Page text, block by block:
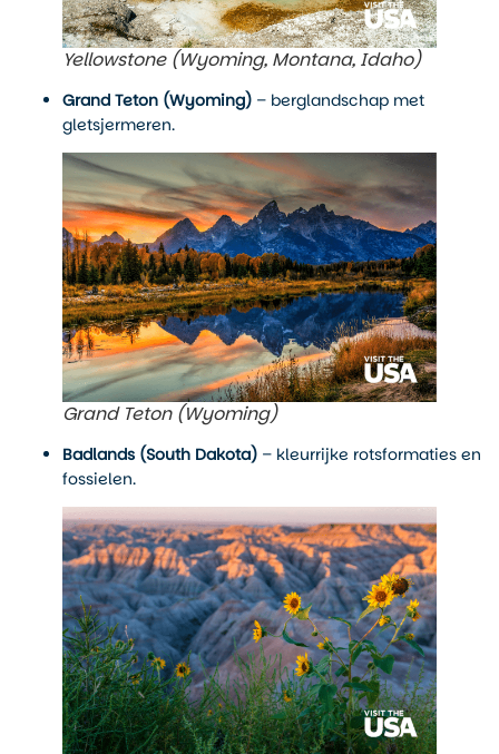
Yellowstone (Wyoming, Montana, Idaho)
Grand Teton (Wyoming) – berglandschap met
gletsjermeren.
Grand Teton (Wyoming)
Badlands (South Dakota) – kleurrijke rotsformaties en
fossielen.